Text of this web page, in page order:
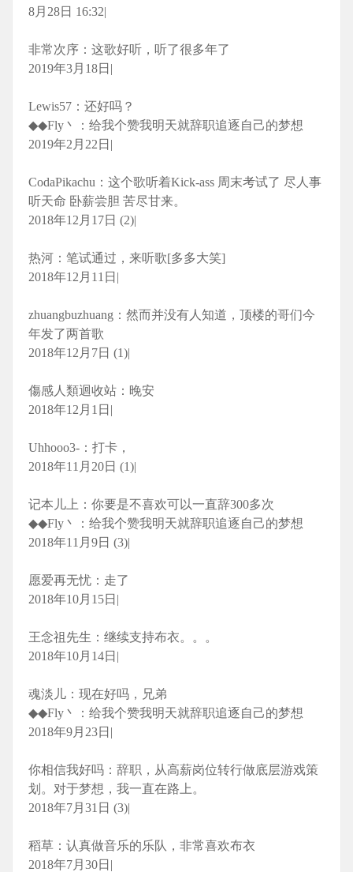
8月28日 16:32|
非常次序：这歌好听，听了很多年了
2019年3月18日|
Lewis57：还好吗？
◆◆Fly丶：给我个赞我明天就辞职追逐自己的梦想
2019年2月22日|
CodaPikachu：这个歌听着Kick-ass 周末考试了 尽人事
听天命 卧薪尝胆 苦尽甘来。
2018年12月17日 (2)|
热河：笔试通过，来听歌[多多大笑]
2018年12月11日|
zhuangbuzhuang：然而并没有人知道，顶楼的哥们今
年发了两首歌
2018年12月7日 (1)|
傷感人類迴收站：晚安
2018年12月1日|
Uhhooo3-：打卡，
2018年11月20日 (1)|
记本儿上：你要是不喜欢可以一直辞300多次
◆◆Fly丶：给我个赞我明天就辞职追逐自己的梦想
2018年11月9日 (3)|
愿爱再无忧：走了
2018年10月15日|
王念祖先生：继续支持布衣。。。
2018年10月14日|
魂淡儿：现在好吗，兄弟
◆◆Fly丶：给我个赞我明天就辞职追逐自己的梦想
2018年9月23日|
你相信我好吗：辞职，从高薪岗位转行做底层游戏策
划。对于梦想，我一直在路上。
2018年7月31日 (3)|
稻草：认真做音乐的乐队，非常喜欢布衣
2018年7月30日|